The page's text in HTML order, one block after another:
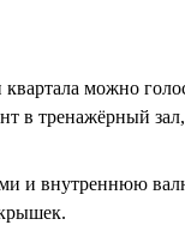
можно
в тренажёрный
и внутреннюю